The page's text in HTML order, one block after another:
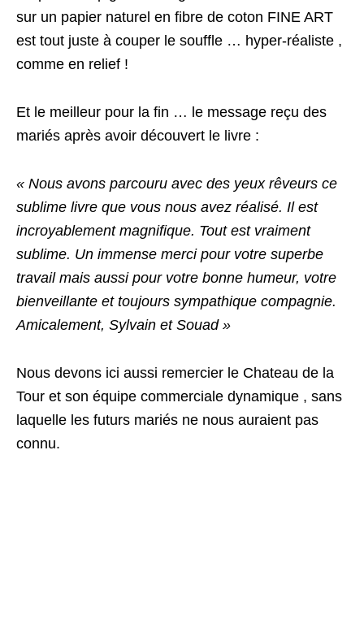
sur un papier naturel en fibre de coton FINE ART
est tout juste à couper le souffle … hyper-réaliste ,
comme en relief !
Et le meilleur pour la fin … le message reçu des
mariés après avoir découvert le livre :
« Nous avons parcouru avec des yeux rêveurs ce
sublime livre que vous nous avez réalisé. Il est
incroyablement magnifique. Tout est vraiment
sublime. Un immense merci pour votre superbe
travail mais aussi pour votre bonne humeur, votre
bienveillante et toujours sympathique compagnie.
Amicalement, Sylvain et Souad »
Nous devons ici aussi remercier le Chateau de la
Tour et son équipe commerciale dynamique , sans
laquelle les futurs mariés ne nous auraient pas
connu.